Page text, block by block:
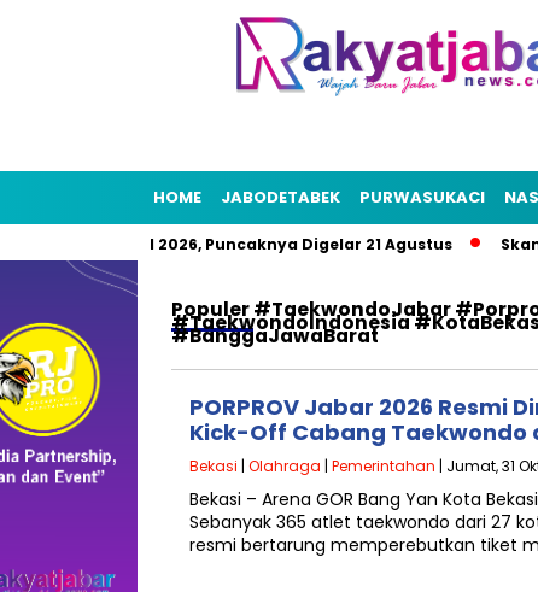
HOME JABODETABEK PURWASUKACI
Rakyat HUT RI 2026, Puncaknya Digelar 21 Agustus
Populer#TaekwondoJabar
#TaekwondoIndonesia
#BanggaJawaBarat
PORPROV Jabar 2026 Resmi
Kick-Off Cabang Taekwondo
Bekasi | Olahraga | Pemerintahan | Jumat, 31
Bekasi – Arena GOR Bang Yan Kota
Sebanyak 365 atlet taekwondo dari 27
resmi bertarung memperebutkan tiket